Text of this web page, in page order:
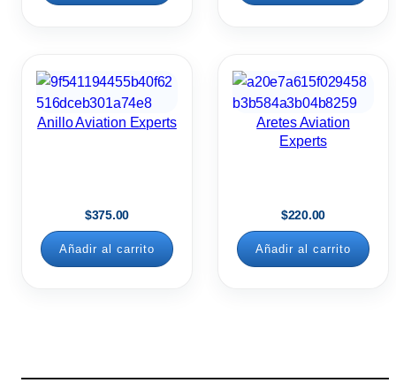
Anillo Aviation Experts
$375.00
Añadir al carrito
Aretes Aviation
Experts
$220.00
Añadir al carrito